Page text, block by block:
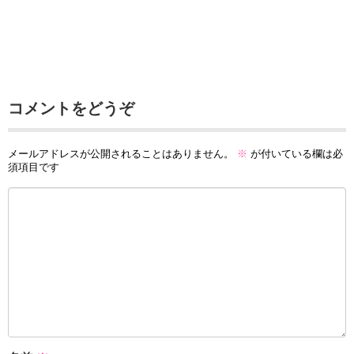
コメントをどうぞ
メールアドレスが公開されることはありません。 ※ が付いている欄は必
須項目です